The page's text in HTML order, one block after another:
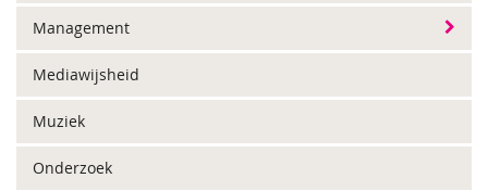
Management
Mediawijsheid
Muziek
Onderzoek